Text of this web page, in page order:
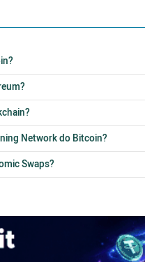
Network do Bitcoin?
Swaps?